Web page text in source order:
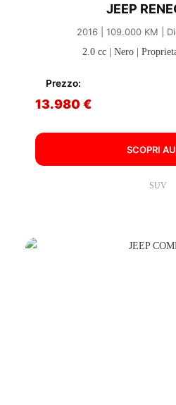
JEEP
2016 | 109.000 KM |
2.0 cc | Nero |
Prezzo:
13.980 €
SCOPRI
SUV